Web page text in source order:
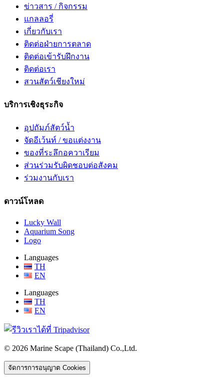
ข่าวสาร / กิจกรรม
แกลลอรี่
เกี่ยวกับเรา
ติดต่อฝ่ายการตลาด
ติดต่อเข้ารับฝึกงาน
ติดต่อเรา
สวนสัตว์เชียงใหม่
บริการเชิงธุระกิจ
อุปถัมภ์สัตว์น้ำ
จัดอีเว้นท์ / ขอแต่งงาน
ของที่ระลึกอควาเรียม
ส่วนร่วมรับผิดชอบต่อสังคม
ร่วมงานกับเรา
ดาวน์โหลด
Lucky Wall
Aquarium Song
Logo
Languages
TH
EN
Languages
TH
EN
© 2026 Marine Scape (Thailand) Co.,Ltd.
จัดการการอนุญาต Cookies